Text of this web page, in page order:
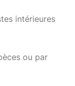
intérieures
ou par